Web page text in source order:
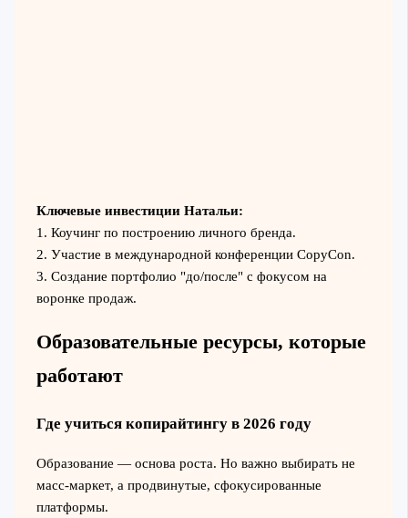
Ключевые инвестиции Натальи:
1. Коучинг по построению личного бренда.
2. Участие в международной конференции CopyCon.
3. Создание портфолио "до/после" с фокусом на
воронке продаж.
Образовательные ресурсы, которые
работают
Где учиться копирайтингу в 2026 году
Образование — основа роста. Но важно выбирать не
масс-маркет, а продвинутые, сфокусированные
платформы.